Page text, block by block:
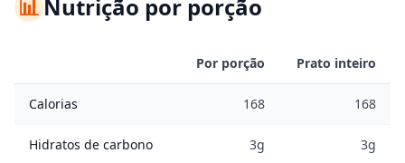
📊Nutrição por porção
Por porção Prato inteiro
Calorias 168 168
Hidratos de carbono 3g 3g